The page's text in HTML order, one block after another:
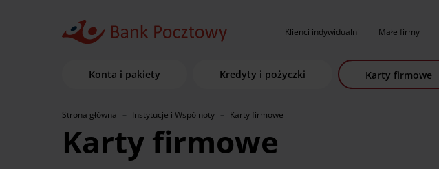
Klienci indywidualni Małe firmy
Konta i pakiety Kredyty i pożyczki Karty firmowe
Strona główna Instytucje i Wspólnoty Karty firmowe
Karty firmowe